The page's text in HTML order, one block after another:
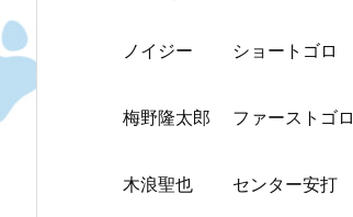
ノイジー ショートゴロ
梅野隆太郎 ファーストゴロ
木浪聖也 センター安打